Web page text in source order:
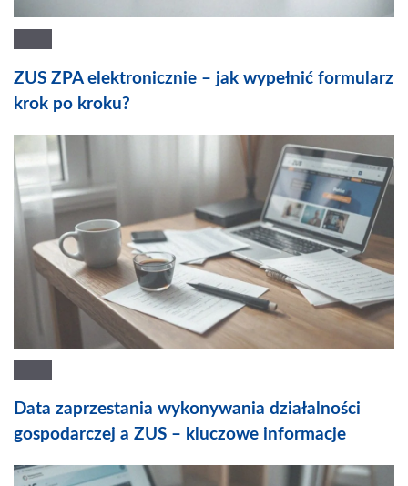
ZUS ZPA elektronicznie – jak wypełnić formularz
krok po kroku?
Data zaprzestania wykonywania działalności
gospodarczej a ZUS – kluczowe informacje